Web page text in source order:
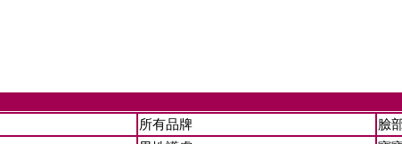
所有品牌 臉